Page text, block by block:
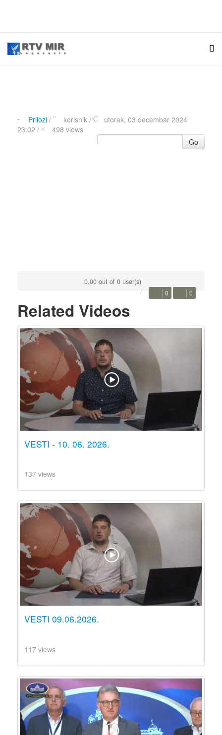
Prilozi/ korisnik /
utorak, 03 decembar 2024
23:02 /
498 views
Go
0.00 out of 0 user(s)
0 0
Related Videos
VESTI - 10. 06. 2026.
137 views
VESTI 09.06.2026.
117 views